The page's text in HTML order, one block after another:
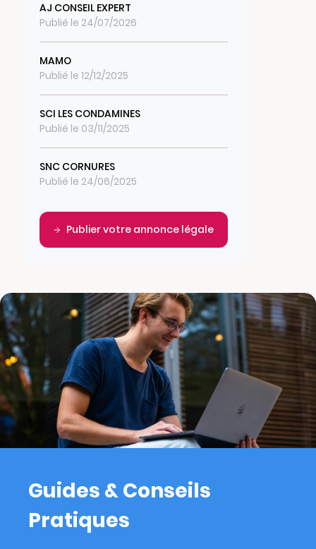
AJ CONSEIL EXPERT
Publié le 24/07/2026
MAMO
Publié le 12/12/2025
SCI LES CONDAMINES
Publié le 03/11/2025
SNC CORNURES
Publié le 24/06/2025
Publier votre annonce légale
Guides & Conseils
Pratiques